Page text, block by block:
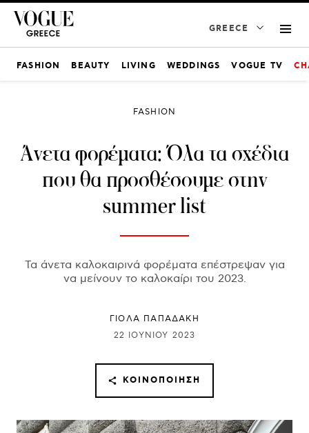
GREECE
FASHION BEAUTY LIVING WEDDINGS VOGUE TV
FASHION
Άνετα φορέματα: Όλα τα σχέδια
που θα προσθέσουμε στην
summer list
Τα άνετα καλοκαιρινά φορέματα επέστρεψαν για
να μείνουν το καλοκαίρι του 2023.
ΓΙΌΛΑ ΠΑΠΑΔΆΚΗ
22 ΙΟΥΝΊΟΥ 2023
ΚΟΙΝΟΠΟΊΗΣΗ